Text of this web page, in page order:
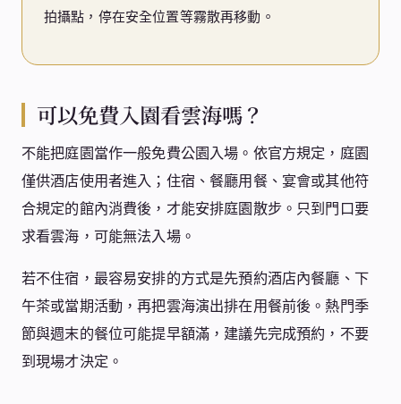
拍攝點，停在安全位置等霧散再移動。
可以免費入園看雲海嗎？
不能把庭園當作一般免費公園入場。依官方規定，庭園
僅供酒店使用者進入；住宿、餐廳用餐、宴會或其他符
合規定的館內消費後，才能安排庭園散步。只到門口要
求看雲海，可能無法入場。
若不住宿，最容易安排的方式是先預約酒店內餐廳、下
午茶或當期活動，再把雲海演出排在用餐前後。熱門季
節與週末的餐位可能提早額滿，建議先完成預約，不要
到現場才決定。